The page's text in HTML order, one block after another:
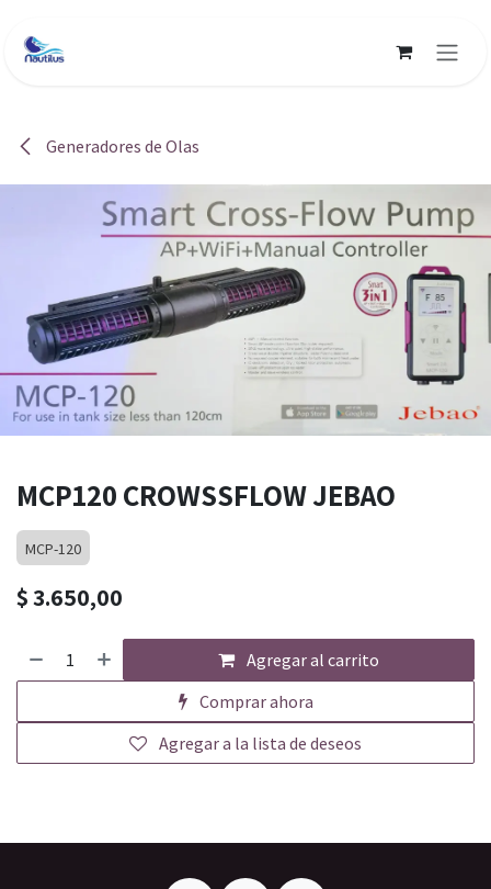
Generadores de Olas
MCP120 CROWSSFLOW JEBAO
MCP-120
$3.650,00
Agregar al carrito
Comprar ahora
Agregar a la lista de deseos